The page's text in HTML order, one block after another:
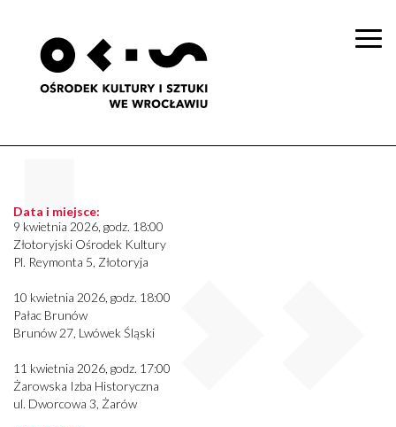
Data i miejsce:
9 kwietnia 2026, godz. 18:00
Złotoryjski Ośrodek Kultury
Pl. Reymonta 5, Złotoryja
10 kwietnia 2026, godz. 18:00
Pałac Brunów
Brunów 27, Lwówek Śląski
11 kwietnia 2026, godz. 17:00
Żarowska Izba Historyczna
ul. Dworcowa 3, Żarów